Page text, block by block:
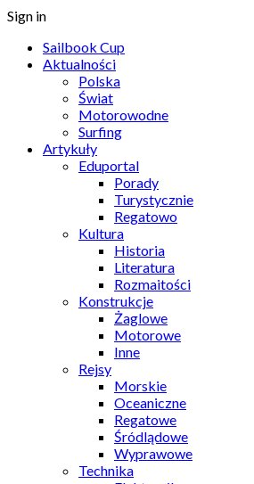
Sign in
Sailbook Cup
Aktualności
Polska
Świat
Motorowodne
Surfing
Artykuły
Eduportal
Porady
Turystycznie
Regatowo
Kultura
Historia
Literatura
Rozmaitości
Konstrukcje
Żaglowe
Motorowe
Inne
Rejsy
Morskie
Oceaniczne
Regatowe
Śródlądowe
Wyprawowe
Technika